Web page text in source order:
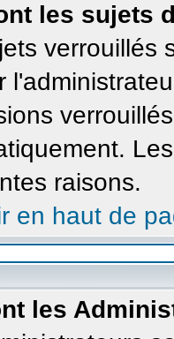
les sujets
verrouillés
raisons.
en haut de
les